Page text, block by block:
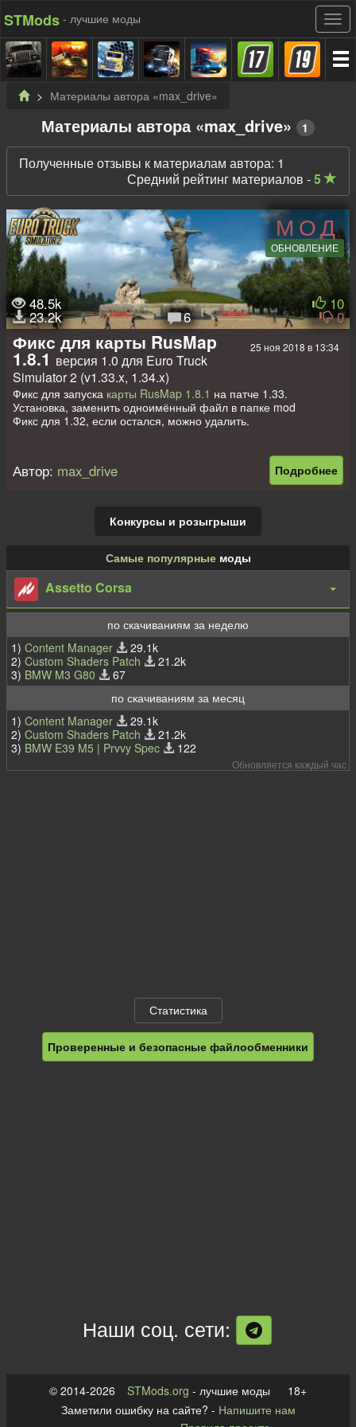
STMods - лучшие моды
Материалы автора «max_drive»
Материалы автора «max_drive» 1
Полученные отзывы к материалам автора: 1
Средний рейтинг материалов -5
МОД
ОБНОВЛЕНИЕ
48.5k
23.2k 6
10
0
25 ноя 2018 в 13:34
Фикс для карты RusMap
1.8.1 версия 1.0 для Euro Truck
Simulator 2 (v1.33.x, 1.34.x)
Фикс для запуска карты RusMap 1.8.1 на патче 1.33.
Установка, заменить одноимённый файл в папке mod
Фикс для 1.32, если остался, можно удалить.
Подробнее
Автор: max_drive
Конкурсы и розыгрыши
Самые популярныемоды
Assetto Corsa
по скачиваниям за неделю
1) Content Manager
29.1k
2) Custom Shaders Patch
21.2k
3) BMW M3 G80
67
по скачиваниям за месяц
1) Content Manager
29.1k
2) Custom Shaders Patch
21.2k
3) BMW E39 M5 | Prvvy Spec 122
Обновляется каждый час
Статистика
Проверенные и безопасные файлообменники
Наши соц. сети:
© 2014-2026 STMods.org - лучшие моды 18+
Заметили ошибку на сайте? - Напишите нам